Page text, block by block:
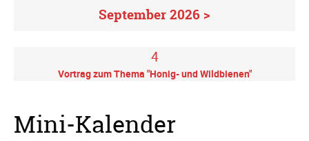
September 2026 >
4
Vortrag zum Thema "Honig- und Wildbienen"
Mini-Kalender